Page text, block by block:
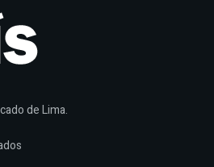
de Lima.